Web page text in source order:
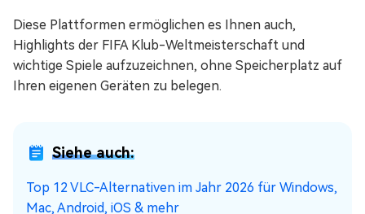
Diese Plattformen ermöglichen es Ihnen auch,
Highlights der FIFA Klub-Weltmeisterschaft und
wichtige Spiele aufzuzeichnen, ohne Speicherplatz auf
Ihren eigenen Geräten zu belegen.
Siehe auch:
Top 12 VLC-Alternativen im Jahr 2026 für Windows,
Mac, Android, iOS & mehr